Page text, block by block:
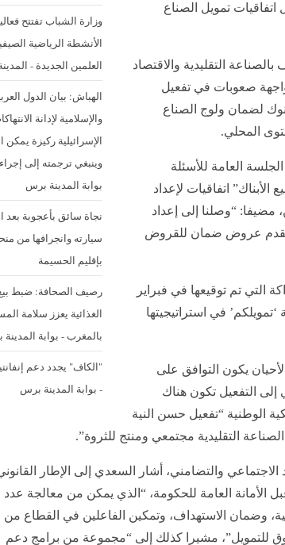
وزارة الشباب تفتتح
الأنشطة الرياضية
العلمين الجديدة -
الهباش: بيان الدول
والإسلامية لإدانة
الإسرائيلية ركيزة يمكن
وينبغي ترجمته إلى
بوابة المدينة برس
نجاة سائق بأعجوبة بعد
سيارته وانجرافها من
بإقليم الحسيمة
رصيف الصحافة: ضبط
الغذائية يعزز سلامة
بالمغرب - بوابة
"الكاف" يجدد دعم
- بوابة المدينة برس
اتفاقيات تمويل الصناع
التقليدية والاقتصاد
صعوبات في تفعيل
لضمان ولوج الصناع
المحلي.
العامة للأسئلة
اتفاقيات لإعداد
مضيفا: “وصلنا إلى إعداد
تقدم عروض ضمان للقروض
تم توقيعها في فبراير
في استراتيجيتها
يكون التوافق على
إلى التفعيل تكون هناك
الوطنية “تفعيل حسن النية
التقليدية مجتمعي ومنتج للثروة”.
والتضامني، أشار السعدي إلى الإطار
الأمانة العامة للحكومة، “الذي يمكن من معالجة
وضمان الاستهداف، وتمكين الفاعلين في القطاع من
للتمويل”، مشيرا كذلك إلى “مجموعة من برامج دعم